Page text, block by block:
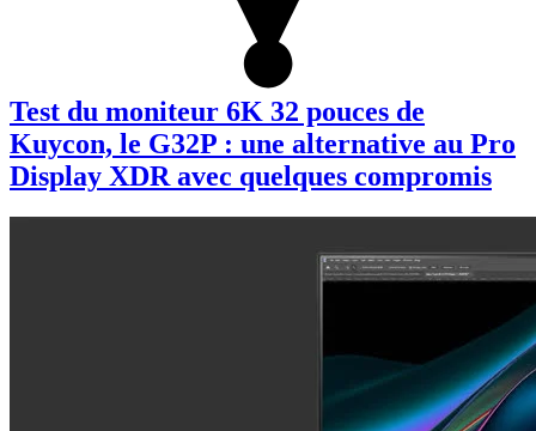
Test du moniteur 6K 32 pouces de
Kuycon, le G32P : une alternative au Pro
Display XDR avec quelques compromis